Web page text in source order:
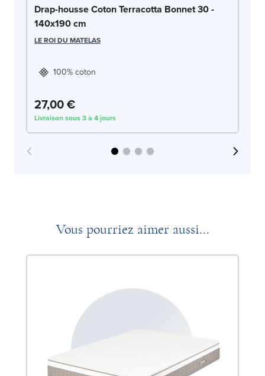
Drap-housse Coton Terracotta Bonnet 30 -
140x190 cm
LE ROI DU MATELAS
100% coton
27,00 €
Livraison sous 3 à 4 jours
Vous pourriez aimer aussi...